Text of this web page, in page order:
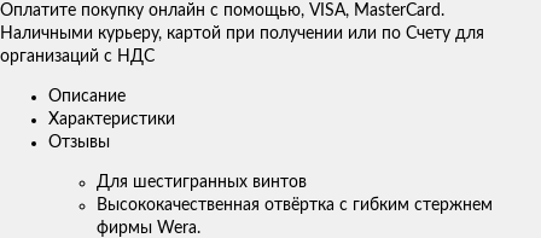
Оплатите покупку онлайн с помощью, VISA, MasterCard.
Наличными курьеру, картой при получении или по Счету для
организаций с НДС
Описание
Характеристики
Отзывы
Для шестигранных винтов
Высококачественная отвёртка с гибким стержнем
фирмы Wera.